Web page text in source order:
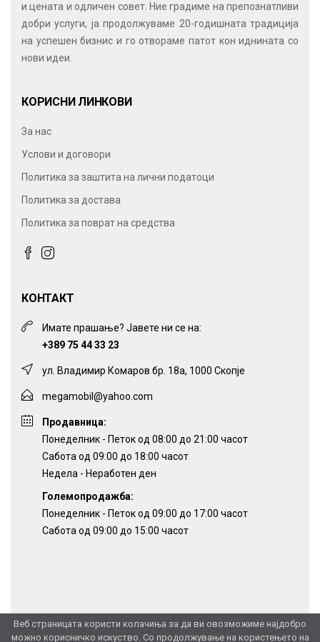
Веб страницата користи колачиња за да ви овозможиме најдобро
можно корисничко искуство. Со продолжување на користењето на
и цената и одличен совет. Ние градиме на препознатливи
добри услуги, ја продолжуваме 20-годишната традиција
на успешен бизнис и го отвораме патот кон иднината со
нови идеи.
КОРИСНИ ЛИНКОВИ
За нас
Услови и договори
Политика за заштита на лични податоци
Политика за достава
Политика за поврат на средства
КОНТАКТ
Имате прашање? Јавете ни се на:
+389 75 44 33 23
ул. Владимир Комаров бр. 18а, 1000 Скопје
megamobil@yahoo.com
Продавница:
Понеделник - Петок од 08:00 до 21:00 часот
Сабота од 09:00 до 18:00 часот
Недела - Неработен ден
Големопродажба:
Понеделник - Петок од 09:00 до 17:00 часот
Сабота од 09:00 до 15:00 часот